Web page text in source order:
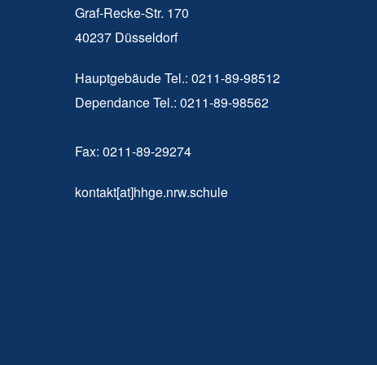
Graf-Recke-Str. 170
40237 Düsseldorf
Hauptgebäude Tel.: 0211-89-98512
Dependance Tel.: 0211-89-98562
Fax: 0211-89-29274
kontakt[at]hhge.nrw.schule